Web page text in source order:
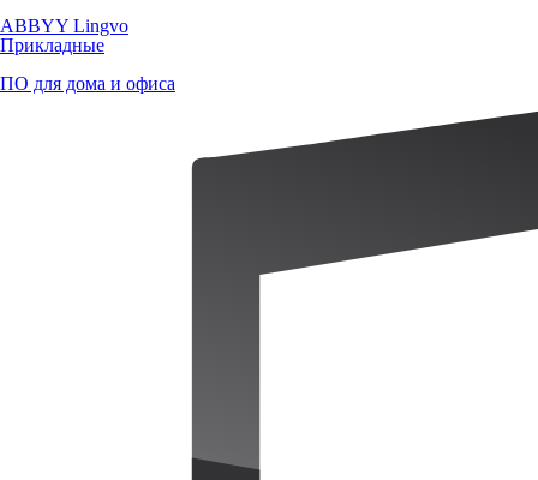
ABBYY Lingvo
Прикладные
ПО для дома и офиса